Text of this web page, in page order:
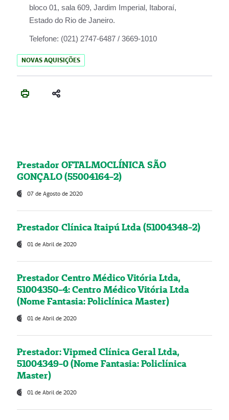
bloco 01, sala 609, Jardim Imperial, Itaboraí,
Estado do Rio de Janeiro.
Telefone: (021) 2747-6487 / 3669-1010
NOVAS AQUISIÇÕES
Prestador OFTALMOCLÍNICA SÃO
GONÇALO (55004164-2)
07 de Agosto de 2020
Prestador Clínica Itaipú Ltda (51004348-2)
01 de Abril de 2020
Prestador Centro Médico Vitória Ltda,
51004350-4: Centro Médico Vitória Ltda
(Nome Fantasia: Policlínica Master)
01 de Abril de 2020
Prestador: Vipmed Clínica Geral Ltda,
51004349-0 (Nome Fantasia: Policlínica
Master)
01 de Abril de 2020